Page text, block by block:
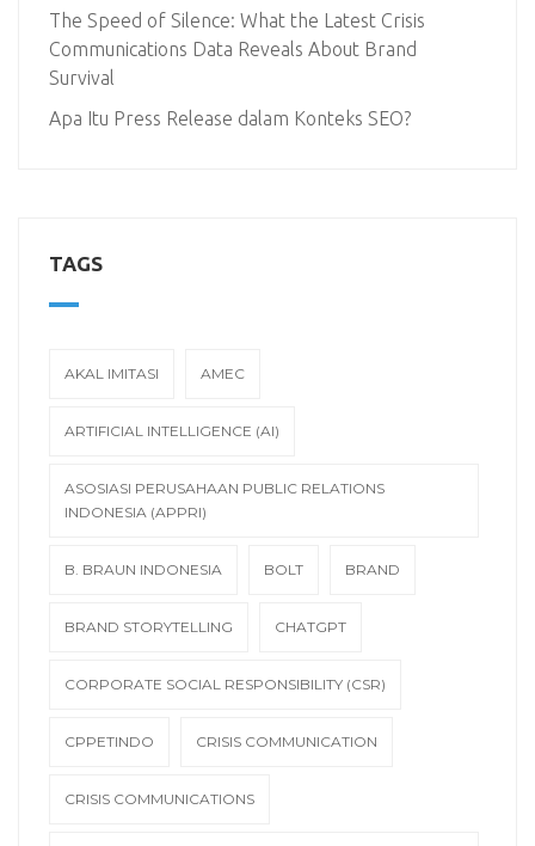
The Speed of Silence: What the Latest Crisis
Communications Data Reveals About Brand
Survival
Apa Itu Press Release dalam Konteks SEO?
TAGS
AKAL IMITASI AMEC
ARTIFICIAL INTELLIGENCE (AI)
ASOSIASI PERUSAHAAN PUBLIC RELATIONS
INDONESIA (APPRI)
B. BRAUN INDONESIA BOLT BRAND
BRAND STORYTELLING CHATGPT
CORPORATE SOCIAL RESPONSIBILITY (CSR)
CPPETINDO CRISIS COMMUNICATION
CRISIS COMMUNICATIONS